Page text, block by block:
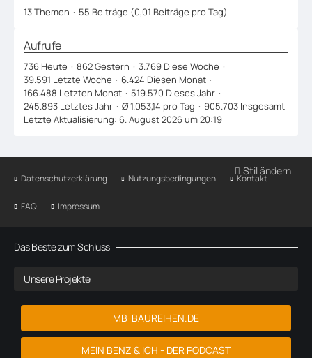
13 Themen 55 Beiträge (0,01 Beiträge pro Tag)
Aufrufe
736 Heute 862 Gestern
3.769 Diese Woche
39.591 Letzte Woche
6.424 Diesen Monat
166.488 Letzten Monat
519.570 Dieses Jahr
245.893 Letztes Jahr
Ø 1.053,14 pro Tag
905.703 Insgesamt
Letzte Aktualisierung: 6. August 2026 um 20:19
Stil ändern
Datenschutzerklärung Nutzungsbedingungen Kontakt
FAQ Impressum
Das Beste zum Schluss
Unsere Projekte
MB-BAUREIHEN.DE
MEIN BENZ & ICH - DER PODCAST